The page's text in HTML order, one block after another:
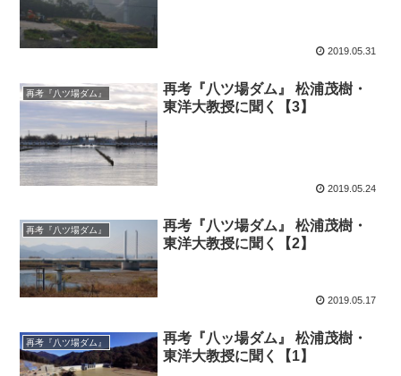
2019.05.31
再考『八ツ場ダム』
再考『八ツ場ダム』 松浦茂樹・
東洋大教授に聞く【3】
2019.05.24
再考『八ツ場ダム』
再考『八ツ場ダム』 松浦茂樹・
東洋大教授に聞く【2】
2019.05.17
再考『八ツ場ダム』
再考『八ッ場ダム』 松浦茂樹・
東洋大教授に聞く【1】